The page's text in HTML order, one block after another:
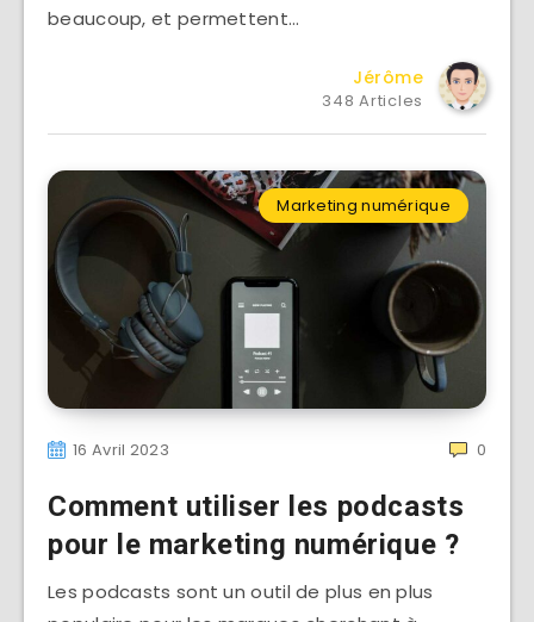
beaucoup, et permettent…
Jérôme
348 Articles
Marketing numérique
16 Avril 2023 0
Comment utiliser les podcasts
pour le marketing numérique ?
Les podcasts sont un outil de plus en plus